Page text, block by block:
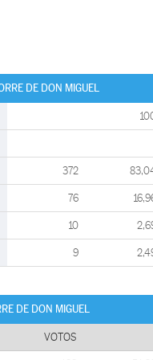
DE DON MIGUEL
372
76
10
9
DE DON MIGUEL
VOTOS